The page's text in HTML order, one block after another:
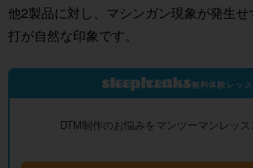
レ
ー
ヤ
他2製品に対し、マシンガン現象が発生
打が自然な印象です。
無料体験レッス
DTM制作のお悩みをマンツーマンレッ